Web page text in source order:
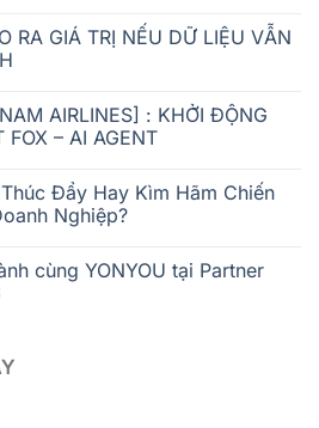
RA GIÁ TRỊ NẾU DỮ LIỆU VẪN
AIRLINES] : KHỞI ĐỘNG
FOX – AI AGENT
Đẩy Hay Kìm Hãm Chiến
Nghiệp?
cùng YONYOU tại Partner